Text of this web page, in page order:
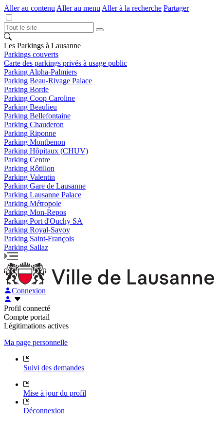
Aller au contenu Aller au menu Aller à la recherche Partager
Les Parkings à Lausanne
Parkings couverts
Carte des parkings privés à usage public
Parking Alpha-Palmiers
Parking Beau-Rivage Palace
Parking Borde
Parking Coop Caroline
Parking Beaulieu
Parking Bellefontaine
Parking Chauderon
Parking Riponne
Parking Montbenon
Parking Hôpitaux (CHUV)
Parking Centre
Parking Rôtillon
Parking Valentin
Parking Gare de Lausanne
Parking Lausanne Palace
Parking Métropole
Parking Mon-Repos
Parking Port d'Ouchy SA
Parking Royal-Savoy
Parking Saint-François
Parking Sallaz
Connexion
Profil connecté
Compte portail
Légitimations actives
Ma page personnelle
Suivi des demandes
Mise à jour du profil
Déconnexion